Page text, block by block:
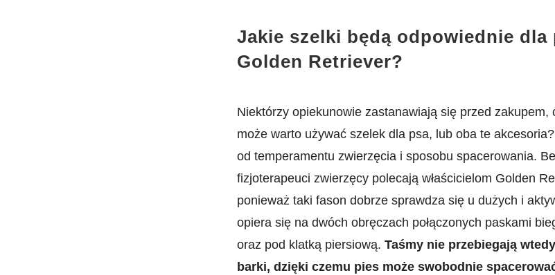
Jakie szelki będą odpowiednie dla
Golden Retriever?
Niektórzy opiekunowie zastanawiają się przed zakupem,
może warto używać szelek dla psa, lub oba te
od temperamentu zwierzęcia i sposobu spacerowania.
fizjoterapeuci zwierzęcy polecają właścicielom Golden
ponieważ taki fason dobrze sprawdza się u dużych i
opiera się na dwóch obręczach połączonych paskami
oraz pod klatką piersiową. Taśmy nie przebiegają
barki, dzięki czemu pies może swobodnie